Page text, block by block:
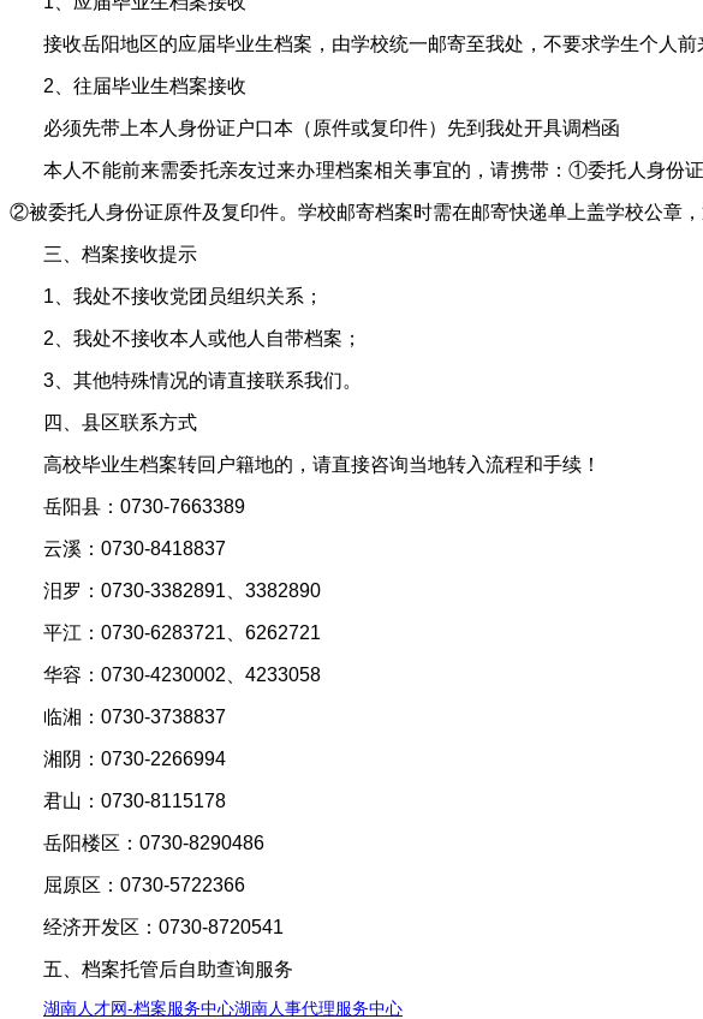
接收岳阳地区的应届毕业生档案，由学校统一邮寄至我处，不要求学生个人前
2、往届毕业生档案接收
必须先带上本人身份证户口本（原件或复印件）先到我处开具调档函
本人不能前来需委托亲友过来办理档案相关事宜的，请携带：①委托人身份
②被委托人身份证原件及复印件。学校邮寄档案时需在邮寄快递单上盖学校公章
三、档案接收提示
1、我处不接收党团员组织关系；
2、我处不接收本人或他人自带档案；
3、其他特殊情况的请直接联系我们。
四、县区联系方式
高校毕业生档案转回户籍地的，请直接咨询当地转入流程和手续！
岳阳县：0730-7663389
云溪：0730-8418837
汨罗：0730-3382891、3382890
平江：0730-6283721、6262721
华容：0730-4230002、4233058
临湘：0730-3738837
湘阴：0730-2266994
君山：0730-8115178
岳阳楼区：0730-8290486
屈原区：0730-5722366
经济开发区：0730-8720541
五、档案托管后自助查询服务
湖南人才网-档案服务中心湖南人事代理服务中心